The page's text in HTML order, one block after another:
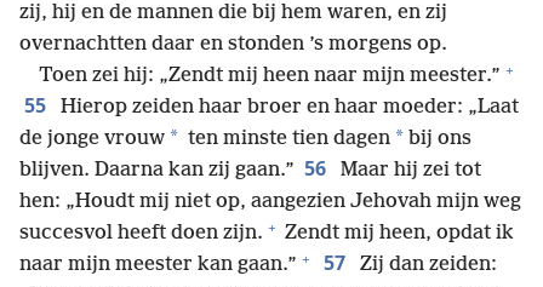
zij, hij en de mannen die bij hem waren, en zij
overnachtten daar en stonden ’s morgens op.
Toen zei hij: „Zendt mij heen naar mijn meester.” +
55
Hierop zeiden haar broer en haar moeder: „Laat
de jonge vrouw * ten minste tien dagen * bij ons
blijven. Daarna kan zij gaan.” 56
Maar hij zei tot
hen: „Houdt mij niet op, aangezien Jehovah mijn weg
succesvol heeft doen zijn. + Zendt mij heen, opdat ik
naar mijn meester kan gaan.” + 57
Zij dan zeiden: